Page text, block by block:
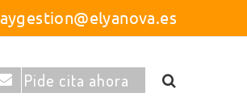
Pide cita ahora